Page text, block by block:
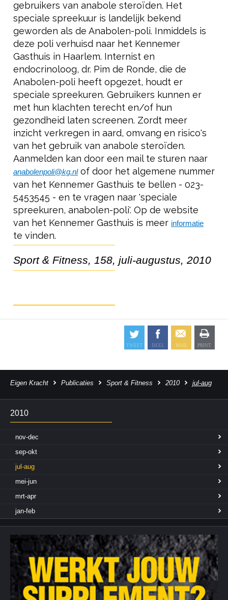
gebruikers van anabole steroïden. Het
speciale spreekuur is landelijk bekend
geworden als de Anabolen-poli. Inmiddels is
deze poli verhuisd naar het Kennemer
Gasthuis in Haarlem. Internist en
endocrinoloog, dr. Pim de Ronde, die de
Anabolen-poli heeft opgezet, houdt er
speciale spreekuren. Gebruikers kunnen er
met hun klachten terecht en/of hun
gezondheid laten screenen. Zordt meer
inzicht verkregen in aard, omvang en risico's
van het gebruik van anabole steroïden.
Aanmelden kan door een mail te sturen naar
anabolenpoli@kg.nl of door het algemene nummer
van het Kennemer Gasthuis te bellen - 023-
5453545 - en te vragen naar 'speciale
spreekuren, anabolen-poli'. Op de website
van het Kennemer Gasthuis is meer informatie
te vinden.
Sport & Fitness, 158, juli-augustus, 2010
Eigen Kracht Publicaties Sport & Fitness 2010 jul-aug
2010
nov-dec
sep-okt
jul-aug
mei-jun
mrt-apr
jan-feb